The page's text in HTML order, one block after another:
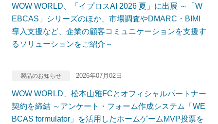
WOW WORLD、「イプロスAI 2026 夏」に出展 ～「W
EBCAS」シリーズのほか、市場調査やDMARC・BIMI
導入支援など、企業の顧客コミュニケーションを支援す
るソリューションをご紹介～
製品のお知らせ 2026年07月02日
WOW WORLD、松本山雅FCとオフィシャルパートナー
契約を締結 ～アンケート・フォーム作成システム「WE
BCAS formulator」を活用したホームゲームMVP投票を